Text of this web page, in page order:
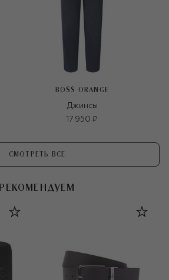
BOSS ORANGE
Джинсы
17 950 ₽
СМОТРЕТЬ ВСЕ
РЕКОМЕНДУЕМ